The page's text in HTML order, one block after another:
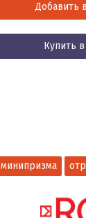
Добавить
Купить
минипризма